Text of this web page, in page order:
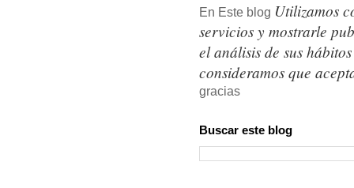
En Este blog Utilizamos
servicios y mostrarle
el análisis de sus
consideramos que
gracias
Buscar este blog